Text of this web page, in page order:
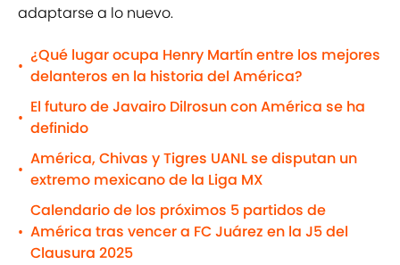
adaptarse a lo nuevo.
•
¿Qué lugar ocupa Henry Martín entre los mejores
delanteros en la historia del América?
•
El futuro de Javairo Dilrosun con América se ha
definido
•
América, Chivas y Tigres UANL se disputan un
extremo mexicano de la Liga MX
•
Calendario de los próximos 5 partidos de
América tras vencer a FC Juárez en la J5 del
Clausura 2025